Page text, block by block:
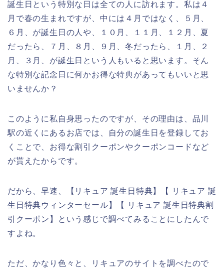
誕生日という特別な日は全ての人に訪れます。私は４
月で春の生まれですが、中には４月ではなく、５月、
６月、が誕生日の人や、１０月、１１月、１２月、夏
だったら、７月、８月、９月、冬だったら、１月、２
月、３月、が誕生日という人もいると思います。そん
な特別な記念日に何かお得な特典があってもいいと思
いませんか？
このように私自身思ったのですが、その理由は、品川
駅の近くにあるお店では、自分の誕生日を登録してお
くことで、お得な割引クーポンやクーポンコードなど
が貰えたからです。
だから、早速、【リキュア 誕生日特典】【 リキュア 誕
生日特典ウィンターセール】【 リキュア 誕生日特典割
引クーポン】という感じで調べてみることにしたんで
すよね。
ただ、かなり色々と、リキュアのサイトを調べたので